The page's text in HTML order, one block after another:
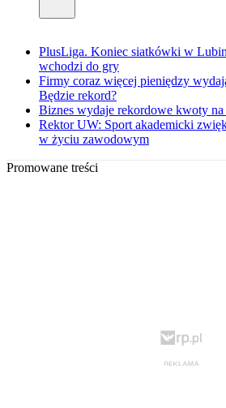
PlusLiga. Koniec siatkówki w
wchodzi do gry
Firmy coraz więcej pieniędzy
Będzie rekord?
Biznes wydaje rekordowe kwoty na
Rektor UW: Sport akademicki
w życiu zawodowym
Promowane treści